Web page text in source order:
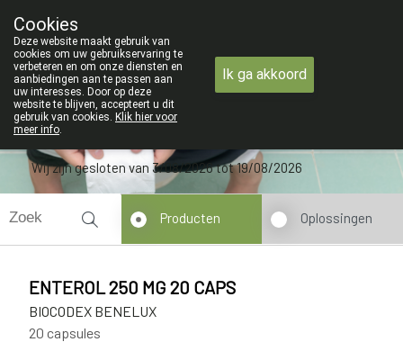
09 228 32 36
Wij zijn gesloten van 3/08/2026 tot 19/08/2026
Producten Oplossingen
ENTEROL 250 MG 20 CAPS
BIOCODEX BENELUX
20 capsules
Cookies
Deze website maakt gebruik van
cookies om uw gebruikservaring te
verbeteren en om onze diensten en
aanbiedingen aan te passen aan
uw interesses. Door op deze
website te blijven, accepteert u dit
gebruik van cookies. Klik hier voor
meer info.
Ik ga akkoord